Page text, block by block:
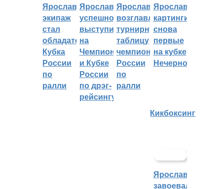
Ярославский
экипаж
стал
обладателем
Кубка
России
по
ралли
Ярославцы
успешно
выступили
на
Чемпионате
и Кубке
России
по дрэг-
рейсингу
Ярославцы
возглавляют
турнирную
таблицу
чемпионата
России
по
ралли
Ярославские
картингисты
снова
первые
на кубке
Нечерноземья
Кикбоксинг
Ярославцы
завоевали